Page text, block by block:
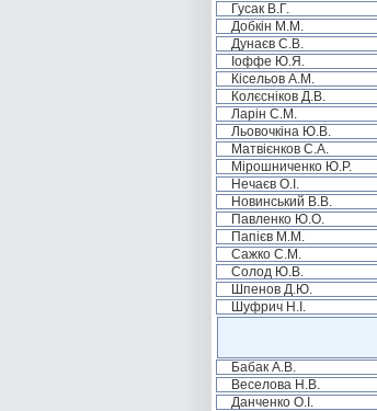
Гусак В.Г.
Добкін М.М.
Дунаєв С.В.
Іоффе Ю.Я.
Кісельов А.М.
Колєсніков Д.В.
Ларін С.М.
Льовочкіна Ю.В.
Матвієнков С.А.
Мірошниченко Ю.Р.
Нечаєв О.І.
Новинський В.В.
Павленко Ю.О.
Папієв М.М.
Сажко С.М.
Солод Ю.В.
Шпенов Д.Ю.
Шуфрич Н.І.
Бабак А.В.
Веселова Н.В.
Данченко О.І.